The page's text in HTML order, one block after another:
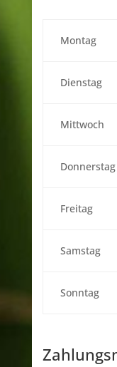
Montag
Dienstag
Mittwoch
Donnerstag
Freitag
Samstag
Sonntag